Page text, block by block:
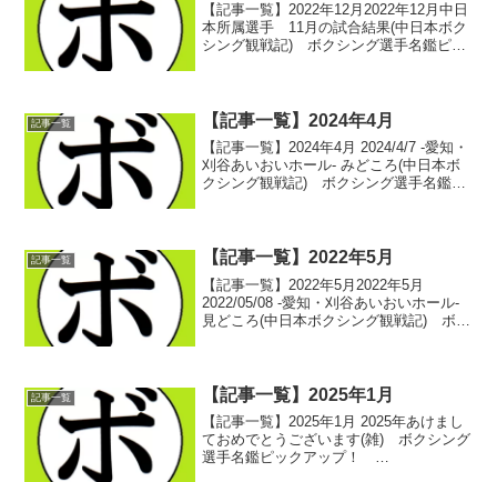
【記事一覧】2022年12月2022年12月中日
本所属選手 11月の試合結果(中日本ボク
シング観戦記) ボクシング選手名鑑ピッ
記事一覧 【記事一覧】2024年4月
【記事一覧】2024年4月 2024/4/7 -愛知・
刈谷あいおいホール- みどころ(中日本ボ
クシング観戦記) ボクシング選手名鑑ピ
記事一覧 【記事一覧】2022年5月
【記事一覧】2022年5月2022年5月
2022/05/08 -愛知・刈谷あいおいホール-
見どころ(中日本ボクシング観戦記) ボク
記事一覧 【記事一覧】2025年1月
【記事一覧】2025年1月 2025年あけまし
ておめでとうございます(雑) ボクシング
選手名鑑ピックアップ！